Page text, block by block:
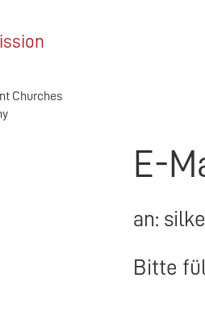
Churches
E-
an:
Bitte